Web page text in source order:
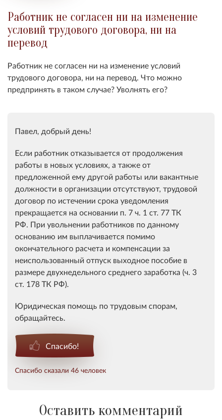
Работник не согласен ни на изменение
условий трудового договора, ни на
перевод
Работник не согласен ни на изменение условий
трудового договора, ни на перевод. Что можно
предпринять в таком случае? Уволнять его?
Павел, добрый день!
Если работник отказывается от продолжения
работы в новых условиях, а также от
предложенной ему другой работы или вакантные
должности в организации отсутствуют, трудовой
договор по истечении срока уведомления
прекращается на основании п. 7 ч. 1 ст. 77 ТК
РФ. При увольнении работников по данному
основанию им выплачивается помимо
окончательного расчета и компенсации за
неиспользованный отпуск выходное пособие в
размере двухнедельного среднего заработка (ч. 3
ст. 178 ТК РФ).
Юридическая помощь по трудовым спорам,
обращайтесь.
Спасибо!
Спасибо сказали 46 человек
Оставить комментарий